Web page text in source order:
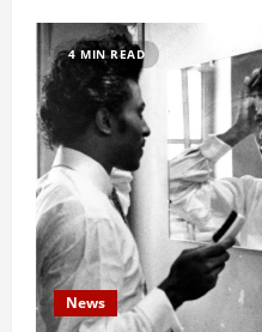
doppelte
Alfred:
Satirische
Komödie
über
Digitalisierung
4 MIN READ
News